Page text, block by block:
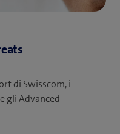
di Swisscom, i
gli Advanced